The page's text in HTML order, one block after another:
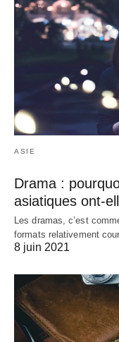
ASIE
Drama :
asiatiques ont-
Les dramas, c’est
formats relativement
8 juin 2021